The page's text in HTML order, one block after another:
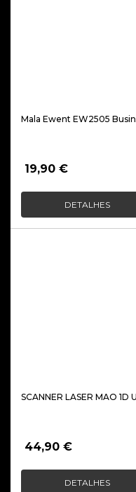
Mala Ewent EW2505
19,90 €
DETALHES
SCANNER LASER MAO 1D
44,90 €
DETALHES